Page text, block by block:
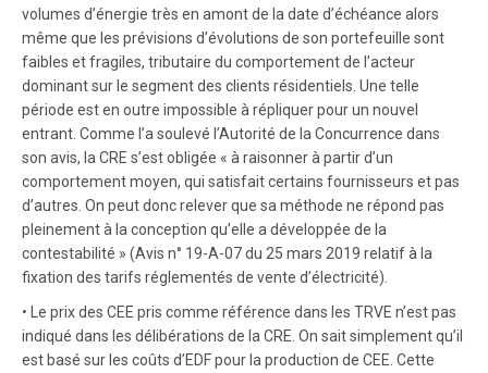
volumes d’énergie très en amont de la date d’échéance alors
même que les prévisions d’évolutions de son portefeuille sont
faibles et fragiles, tributaire du comportement de l’acteur
dominant sur le segment des clients résidentiels. Une telle
période est en outre impossible à répliquer pour un nouvel
entrant. Comme l’a soulevé l’Autorité de la Concurrence dans
son avis, la CRE s’est obligée « à raisonner à partir d’un
comportement moyen, qui satisfait certains fournisseurs et pas
d’autres. On peut donc relever que sa méthode ne répond pas
pleinement à la conception qu’elle a développée de la
contestabilité » (Avis n° 19-A-07 du 25 mars 2019 relatif à la
fixation des tarifs réglementés de vente d’électricité).
• Le prix des CEE pris comme référence dans les TRVE n’est pas
indiqué dans les délibérations de la CRE. On sait simplement qu’il
est basé sur les coûts d’EDF pour la production de CEE. Cette